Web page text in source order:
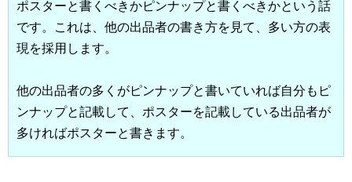
ポスターと書くべきかピンナップと書くべきかという話
です。これは、他の出品者の書き方を見て、多い方の表
現を採用します。
他の出品者の多くがピンナップと書いていれば自分もピ
ンナップと記載して、ポスターを記載している出品者が
多ければポスターと書きます。